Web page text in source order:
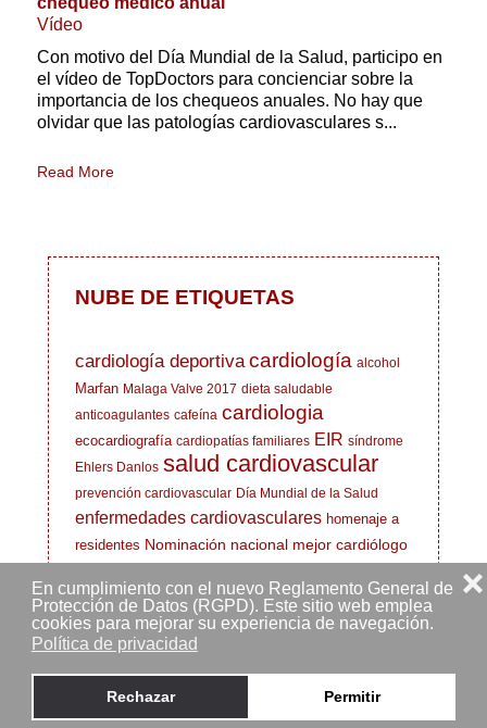
En cumplimiento con el nuevo Reglamento General de
Protección de Datos (RGPD). Este sitio web emplea
cookies para mejorar su experiencia de navegación.
Política de privacidad
Rechazar Permitir
❌
Vídeo
Con motivo del Día Mundial de la Salud, participo en
el vídeo de TopDoctors para concienciar sobre la
importancia de los chequeos anuales. No hay que
olvidar que las patologías cardiovasculares s...
Read More
NUBE DE ETIQUETAS
cardiología deportiva cardiología alcohol
Marfan Malaga Valve 2017 dieta saludable
anticoagulantes cafeína cardiologia
ecocardiografía cardiopatías familiares EIR síndrome
Ehlers Danlos salud cardiovascular
prevención cardiovascular Día Mundial de la Salud
enfermedades cardiovasculares homenaje a
residentes Nominación nacional mejor cardiólogo
excelencia en consulta médica curso gratuito
cardiologos síndrome de Marfan Hospital Clínico
Virgen de la Victoria
Universitario de Málaga COVID-19 y
enfermedades del corazón
cardiólogo deportivo